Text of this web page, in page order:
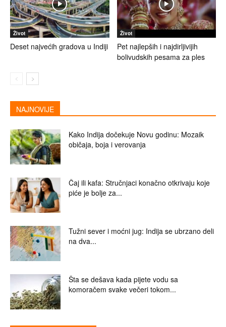
Život
Deset najvećih gradova u Indiji
Život
Pet najlepših i najdirljivijih
bolivudskih pesama za ples
NAJNOVIJE
Kako Indija dočekuje Novu godinu: Mozaik
običaja, boja i verovanja
Čaj ili kafa: Stručnjaci konačno otkrivaju koje
piće je bolje za...
Tužni sever i moćni jug: Indija se ubrzano deli
na dva...
Šta se dešava kada pijete vodu sa
komoračem svake večeri tokom...